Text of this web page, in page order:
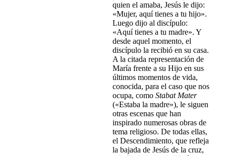
quien el amaba, Jesús le dijo:
«Mujer, aquí tienes a tu hijo».
Luego dijo al discípulo:
«Aquí tienes a tu madre». Y
desde aquel momento, el
discípulo la recibió en su casa.
A la citada representación de
María frente a su Hijo en sus
últimos momentos de vida,
conocida, para el caso que nos
ocupa, comoStabat Mater
(«Estaba la madre»), le siguen
otras escenas que han
inspirado numerosas obras de
tema religioso. De todas ellas,
el Descendimiento, que refleja
la bajada de Jesús de la cruz,